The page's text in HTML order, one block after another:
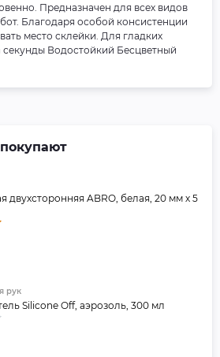
Предназначен для всех видов
Благодаря особой консистенции
место склейки. Для гладких
секунды Водостойкий Бесцветный
двухсторонняя ABRO, белая, 20 мм х 5
рук
Silicone Off, аэрозоль, 300 мл